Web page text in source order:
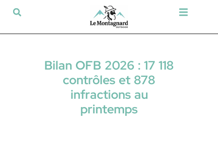
Bilan OFB 2026 : 17 118
contrôles et 878
infractions au
printemps